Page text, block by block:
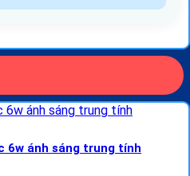
6w ánh sáng trung tính